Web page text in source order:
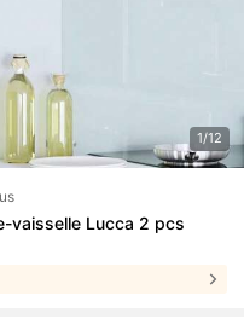
1/12
vaisselle Lucca 2 pcs